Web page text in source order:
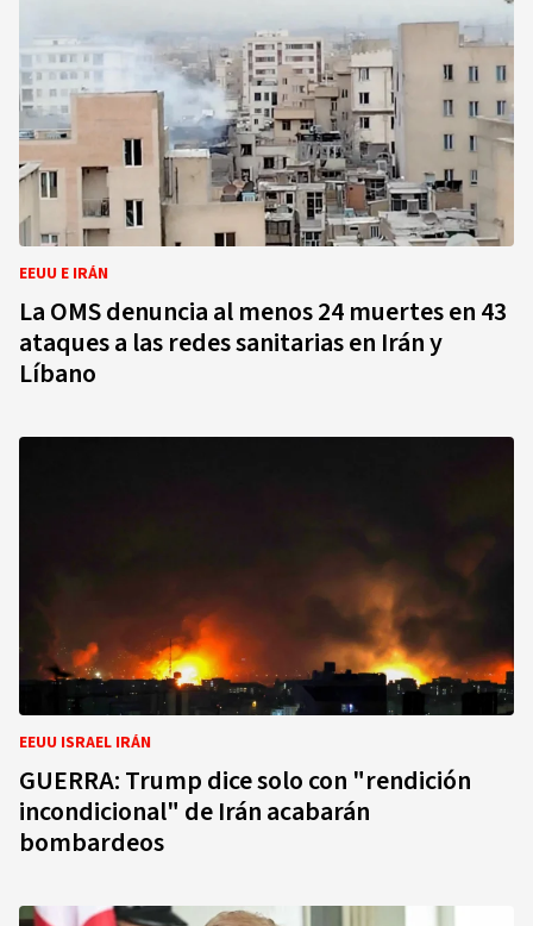
EEUU E IRÁN
La OMS denuncia al menos 24 muertes en 43
ataques a las redes sanitarias en Irán y
Líbano
EEUU ISRAEL IRÁN
GUERRA: Trump dice solo con "rendición
incondicional" de Irán acabarán
bombardeos